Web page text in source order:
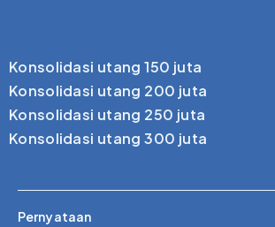
Konsolidasi utang 150 juta
Konsolidasi utang 200 juta
Konsolidasi utang 250 juta
Konsolidasi utang 300 juta
Pernyataan